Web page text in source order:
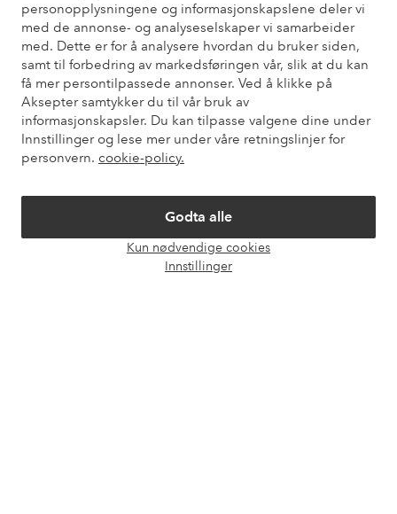
personopplysningene og informasjonskapslene deler vi
med de annonse- og analyseselskaper vi samarbeider
med. Dette er for å analysere hvordan du bruker siden,
samt til forbedring av markedsføringen vår, slik at du kan
få mer persontilpassede annonser. Ved å klikke på
Aksepter samtykker du til vår bruk av
informasjonskapsler. Du kan tilpasse valgene dine under
Innstillinger og lese mer under våre retningslinjer for
personvern. cookie-policy.
Godta alle
Kun nødvendige cookies
Innstillinger
Du finner svar på de vanligste spørsmålene i vår FAQ. Du finner
også informasjon om hvordan du kan kontakte oss.
Kundeservice Betalingsmåte
Mine sider
Om Ellos